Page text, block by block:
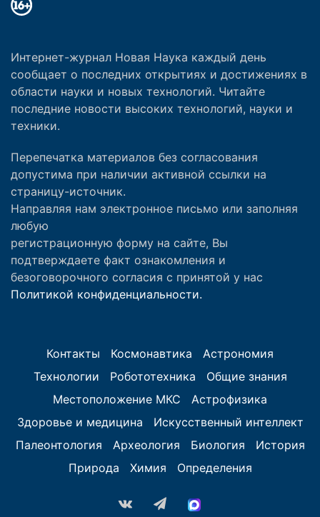
Интернет-журнал Новая Наука каждый день
сообщает о последних открытиях и достижениях в
области науки и новых технологий. Читайте
последние новости высоких технологий, науки и
техники.
Перепечатка материалов без согласования
допустима при наличии активной ссылки на
страницу-источник.
Направляя нам электронное письмо или заполняя
любую
регистрационную форму на сайте, Вы
подтверждаете факт ознакомления и
безоговорочного согласия с принятой у нас
Политикой конфиденциальности.
Контакты Космонавтика
Астрономия
Технологии
Робототехника
Общие знания
Местоположение МКС
Астрофизика
Здоровье и медицина
Искусственный интеллект
Палеонтология
Археология Биология
История
Природа
Химия Определения
vk.com Telegram